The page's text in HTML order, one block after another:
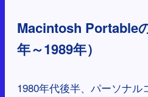
Macintosh Portable
年～1989年）
1980年代後半、パーソナル